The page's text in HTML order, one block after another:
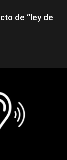
de “ley de